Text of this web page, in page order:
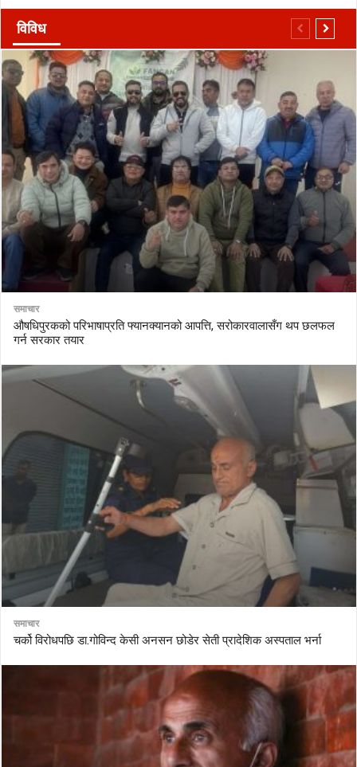
विविध
समाचार
औषधिपुरकको परिभाषाप्रति फ्यानक्यानको आपत्ति, सरोकारवालासँग थप छलफल
गर्न सरकार तयार
समाचार
चर्को विरोधपछि डा.गोविन्द केसी अनसन छोडेर सेती प्रादेशिक अस्पताल भर्ना